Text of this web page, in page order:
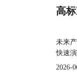
高
未来
快速
2026-